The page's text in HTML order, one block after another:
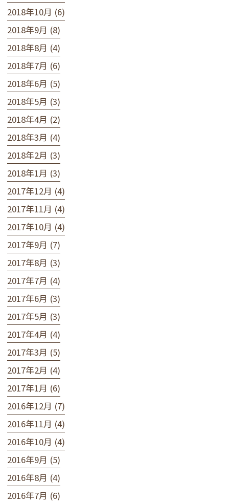
2018年10月 (6)
2018年9月 (8)
2018年8月 (4)
2018年7月 (6)
2018年6月 (5)
2018年5月 (3)
2018年4月 (2)
2018年3月 (4)
2018年2月 (3)
2018年1月 (3)
2017年12月 (4)
2017年11月 (4)
2017年10月 (4)
2017年9月 (7)
2017年8月 (3)
2017年7月 (4)
2017年6月 (3)
2017年5月 (3)
2017年4月 (4)
2017年3月 (5)
2017年2月 (4)
2017年1月 (6)
2016年12月 (7)
2016年11月 (4)
2016年10月 (4)
2016年9月 (5)
2016年8月 (4)
2016年7月 (6)